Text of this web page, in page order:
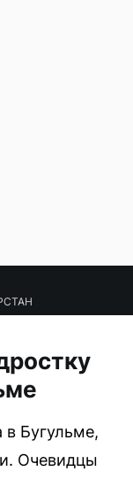
в Бугульме,
Очевидцы